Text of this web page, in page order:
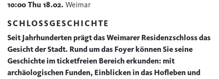
10:00 Thu 18.02. Weimar
SCHLOSSGESCHICHTE
Seit Jahrhunderten prägt das Weimarer Residenzschloss das
Gesicht der Stadt. Rund um das Foyer können Sie seine
Geschichte im ticketfreien Bereich erkunden: mit
archäologischen Funden, Einblicken in das Hofleben und